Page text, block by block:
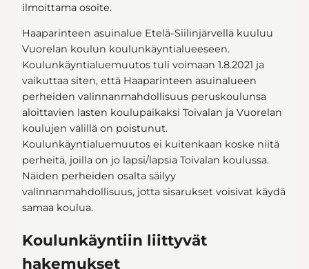
ilmoittama osoite.
Haaparinteen asuinalue Etelä-Siilinjärvellä kuuluu
Vuorelan koulun koulunkäyntialueeseen.
Koulunkäyntialuemuutos tuli voimaan 1.8.2021 ja
vaikuttaa siten, että Haaparinteen asuinalueen
perheiden valinnanmahdollisuus peruskoulunsa
aloittavien lasten koulupaikaksi Toivalan ja Vuorelan
koulujen välillä on poistunut.
Koulunkäyntialuemuutos ei kuitenkaan koske niitä
perheitä, joilla on jo lapsi/lapsia Toivalan koulussa.
Näiden perheiden osalta säilyy
valinnanmahdollisuus, jotta sisarukset voisivat käydä
samaa koulua.
Koulunkäyntiin liittyvät
hakemukset